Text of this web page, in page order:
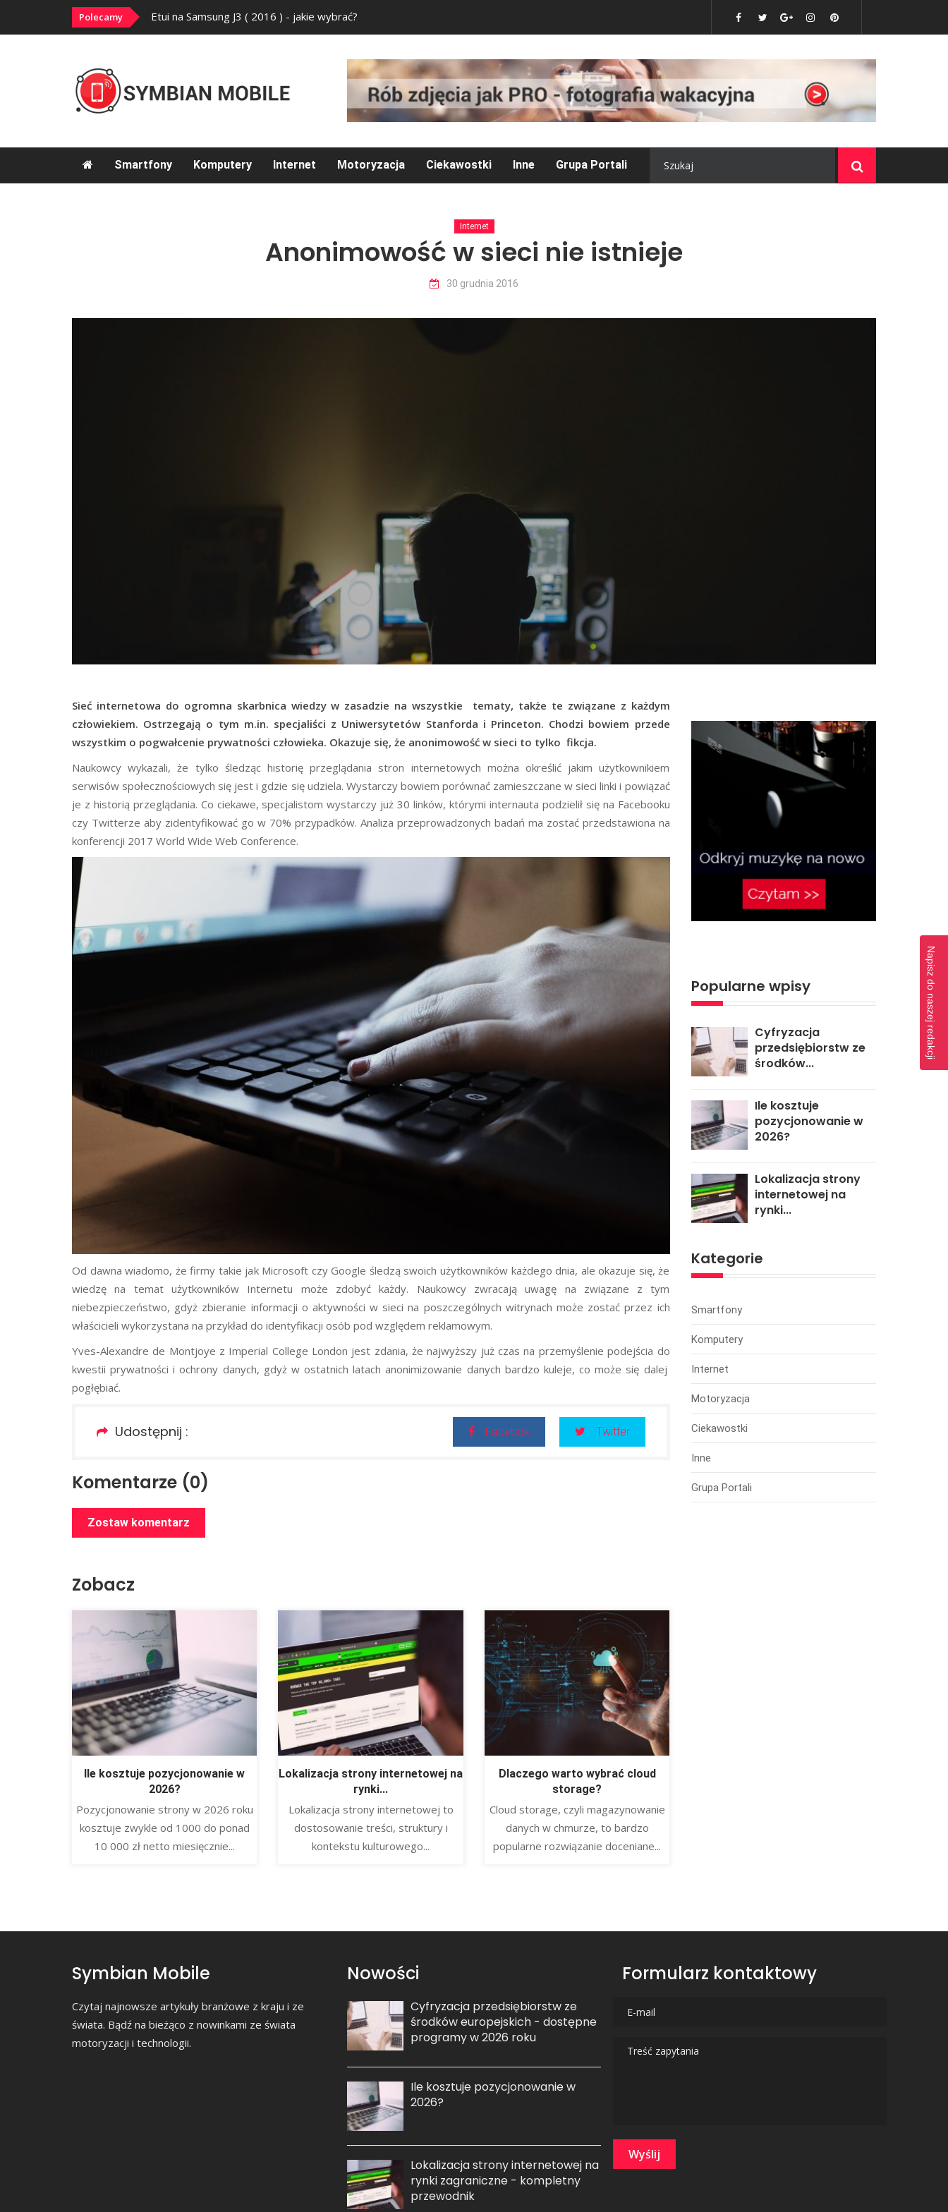
Polecamy Etui na Samsung J3 ( 2016 ) - jakie wybrać? Czym jest Smart home? Opis inteligentnego domu
Smartfony Komputery Internet Motoryzacja Ciekawostki Inne Grupa Portali
Internet
Anonimowość w sieci nie istnieje
30 grudnia 2016
Sieć internetowa do ogromna skarbnica wiedzy w zasadzie na wszystkie tematy, także te związane z każdym
człowiekiem. Ostrzegają o tym m.in. specjaliści z Uniwersytetów Stanforda i Princeton. Chodzi bowiem przede
wszystkim o pogwałcenie prywatności człowieka. Okazuje się, że anonimowość w sieci to tylko fikcja.
Naukowcy wykazali, że tylko śledząc historię przeglądania stron internetowych można określić jakim użytkownikiem
serwisów społecznościowych się jest i gdzie się udziela. Wystarczy bowiem porównać zamieszczane w sieci linki i powiązać
je z historią przeglądania. Co ciekawe, specjalistom wystarczy już 30 linków, którymi internauta podzielił się na Facebooku
czy Twitterze aby zidentyfikować go w 70% przypadków. Analiza przeprowadzonych badań ma zostać przedstawiona na
konferencji 2017 World Wide Web Conference.
Od dawna wiadomo, że firmy takie jak Microsoft czy Google śledzą swoich użytkowników każdego dnia, ale okazuje się, że
wiedzę na temat użytkowników Internetu może zdobyć każdy. Naukowcy zwracają uwagę na związane z tym
niebezpieczeństwo, gdyż zbieranie informacji o aktywności w sieci na poszczególnych witrynach może zostać przez ich
właścicieli wykorzystana na przykład do identyfikacji osób pod względem reklamowym.
Yves-Alexandre de Montjoye z Imperial College London jest zdania, że najwyższy już czas na przemyślenie podejścia do
kwestii prywatności i ochrony danych, gdyż w ostatnich latach anonimizowanie danych bardzo kuleje, co może się dalej
pogłębiać.
Udostępnij : Facebok Twitter
Komentarze (0)
Zostaw komentarz
Zobacz
Ile kosztuje pozycjonowanie w
2026?
​Pozycjonowanie strony w 2026 roku
kosztuje zwykle od 1000 do ponad
10 000 zł netto miesięcznie...
Lokalizacja strony internetowej na
rynki...
​Lokalizacja strony internetowej to
dostosowanie treści, struktury i
kontekstu kulturowego...
Dlaczego warto wybrać cloud
storage?
​Cloud storage, czyli magazynowanie
danych w chmurze, to bardzo
popularne rozwiązanie doceniane...
Popularne wpisy
Cyfryzacja
przedsiębiorstw ze
środków...
Ile kosztuje
pozycjonowanie w
2026?
Lokalizacja strony
internetowej na
rynki...
Kategorie
Smartfony
Komputery
Internet
Motoryzacja
Ciekawostki
Inne
Grupa Portali
Symbian Mobile
Czytaj najnowsze artykuły branżowe z kraju i ze
świata. Bądź na bieżąco z nowinkami ze świata
motoryzacji i technologii.
Nowości
Cyfryzacja przedsiębiorstw ze
środków europejskich - dostępne
programy w 2026 roku
Ile kosztuje pozycjonowanie w
2026?
Lokalizacja strony internetowej na
rynki zagraniczne - kompletny
przewodnik
Formularz kontaktowy
Wyślij
Napisz do naszej redakcji